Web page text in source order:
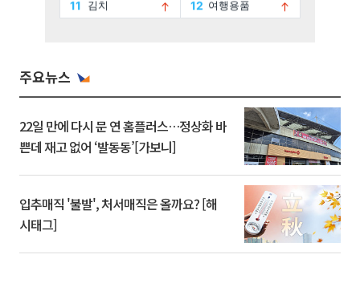
주요뉴스
22일 만에 다시 문 연 홈플러스…정상화 바
쁜데 재고 없어 ‘발동동’[가보니]
입추매직 '불발', 처서매직은 올까요? [해
시태그]